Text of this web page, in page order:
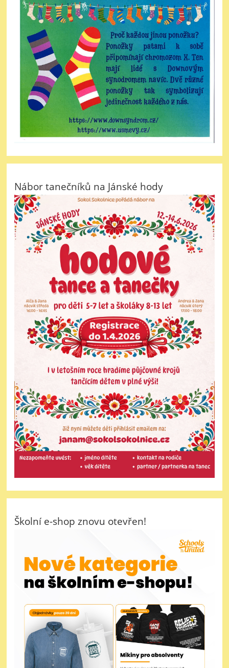
Nábor tanečníků na Jánské hody
Školní e-shop znovu otevřen!